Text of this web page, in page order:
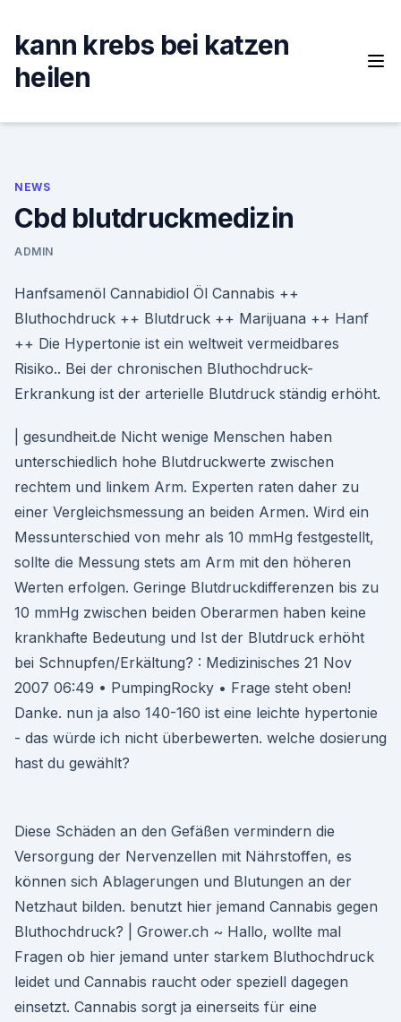
content
kann krebs bei katzen
heilen
NEWS
Cbd blutdruckmedizin
ADMIN
Hanfsamenöl Cannabidiol Öl Cannabis ++
Bluthochdruck ++ Blutdruck ++ Marijuana ++ Hanf
++ Die Hypertonie ist ein weltweit vermeidbares
Risiko.. Bei der chronischen Bluthochdruck-
Erkrankung ist der arterielle Blutdruck ständig erhöht.
| gesundheit.de Nicht wenige Menschen haben
unterschiedlich hohe Blutdruckwerte zwischen
rechtem und linkem Arm. Experten raten daher zu
einer Vergleichsmessung an beiden Armen. Wird ein
Messunterschied von mehr als 10 mmHg festgestellt,
sollte die Messung stets am Arm mit den höheren
Werten erfolgen. Geringe Blutdruckdifferenzen bis zu
10 mmHg zwischen beiden Oberarmen haben keine
krankhafte Bedeutung und Ist der Blutdruck erhöht
bei Schnupfen/Erkältung? : Medizinisches 21 Nov
2007 06:49 • PumpingRocky • Frage steht oben!
Danke. nun ja also 140-160 ist eine leichte hypertonie
- das würde ich nicht überbewerten. welche dosierung
hast du gewählt?
Diese Schäden an den Gefäßen vermindern die
Versorgung der Nervenzellen mit Nährstoffen, es
können sich Ablagerungen und Blutungen an der
Netzhaut bilden. benutzt hier jemand Cannabis gegen
Bluthochdruck? | Grower.ch ~ Hallo, wollte mal
Fragen ob hier jemand unter starkem Bluthochdruck
leidet und Cannabis raucht oder speziell dagegen
einsetzt. Cannabis sorgt ja einerseits für eine